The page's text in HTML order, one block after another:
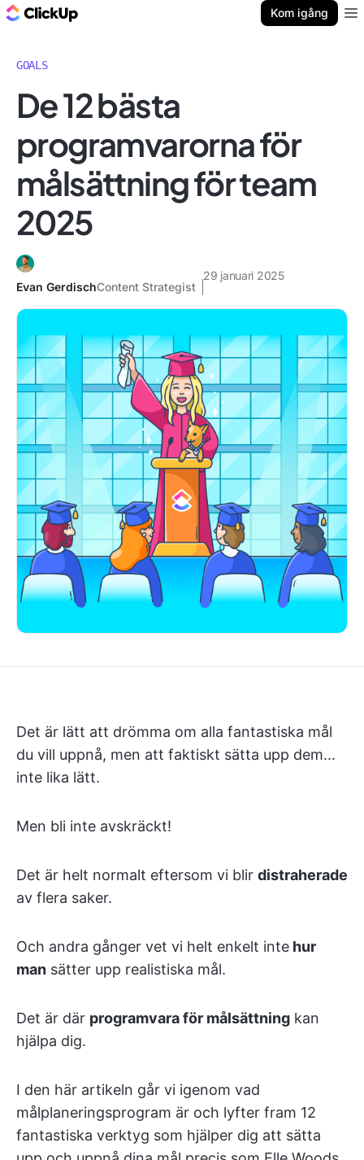
Kom igång
GOALS
De 12 bästa
programvarorna för
målsättning för team
2025
Evan GerdischContent Strategist
29 januari 2025
Det är lätt att drömma om alla fantastiska mål
du vill uppnå, men att faktiskt sätta upp dem...
inte lika lätt.
Men bli inte avskräckt!
Det är helt normalt eftersom vi blir distraherade
av flera saker.
Och andra gånger vet vi helt enkelt inte hur
man sätter upp realistiska mål.
Det är där programvara för målsättning kan
hjälpa dig.
I den här artikeln går vi igenom vad
målplaneringsprogram är och lyfter fram 12
fantastiska verktyg som hjälper dig att sätta